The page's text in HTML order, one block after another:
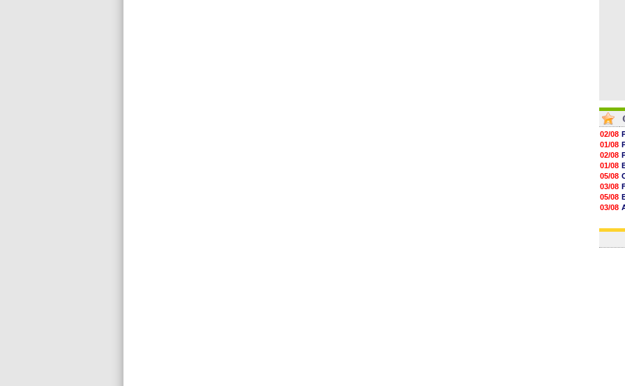
02/08
01/08
02/08
01/08
05/08
03/08
05/08
03/08
03/08